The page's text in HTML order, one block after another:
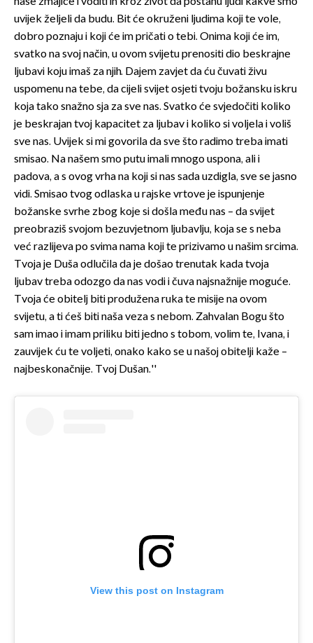
uvijek željeli da budu. Bit će okruženi ljudima koji te vole,
dobro poznaju i koji će im pričati o tebi. Onima koji će im,
svatko na svoj način, u ovom svijetu prenositi dio beskrajne
ljubavi koju imaš za njih. Dajem zavjet da ću čuvati živu
uspomenu na tebe, da cijeli svijet osjeti tvoju božansku iskru
koja tako snažno sja za sve nas. Svatko će svjedočiti koliko
je beskrajan tvoj kapacitet za ljubav i koliko si voljela i voliš
sve nas. Uvijek si mi govorila da sve što radimo treba imati
smisao. Na našem smo putu imali mnogo uspona, ali i
padova, a s ovog vrha na koji si nas sada uzdigla, sve se jasno
vidi. Smisao tvog odlaska u rajske vrtove je ispunjenje
božanske svrhe zbog koje si došla među nas – da svijet
preobraziš svojom bezuvjetnom ljubavlju, koja se s neba
već razlijeva po svima nama koji te prizivamo u našim srcima.
Tvoja je Duša odlučila da je došao trenutak kada tvoja
ljubav treba odozgo da nas vodi i čuva najsnažnije moguće.
Tvoja će obitelj biti produžena ruka te misije na ovom
svijetu, a ti ćeš biti naša veza s nebom. Zahvalan Bogu što
sam imao i imam priliku biti jedno s tobom, volim te, Ivana, i
zauvijek ću te voljeti, onako kako se u našoj obitelji kaže –
najbeskonačnije. Tvoj Dušan.''
View this post on Instagram